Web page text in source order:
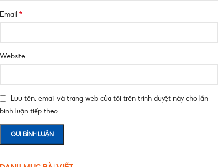
Email *
Website
Lưu tên, email và trang web của tôi trên trình duyệt này cho lần
bình luận tiếp theo